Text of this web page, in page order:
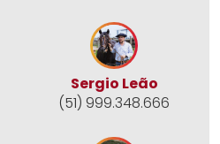
Sergio Leão
(51) 999.348.666